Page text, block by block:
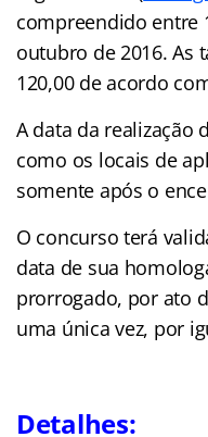
compreendido entre
outubro de 2016. As
120,00 de acordo
A data da realização
como os locais de
somente após o
O concurso terá
data de sua
prorrogado, por ato
uma única vez, por
Detalhes: